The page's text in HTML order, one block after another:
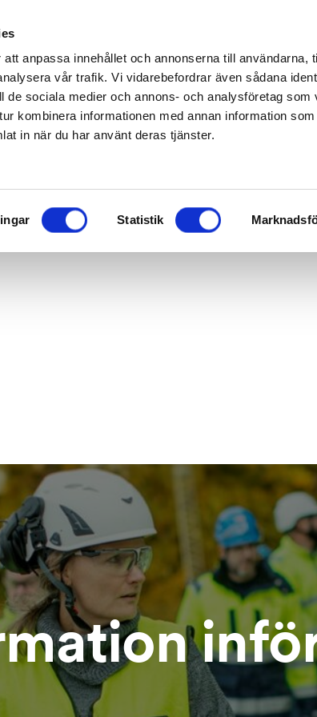
anpassa innehållet och annonserna till användarna,
vår trafik. Vi vidarebefordrar även sådana
de sociala medier och annons- och analysföretag som
kombinera informationen med annan information
in när du har använt deras tjänster.
Statistik